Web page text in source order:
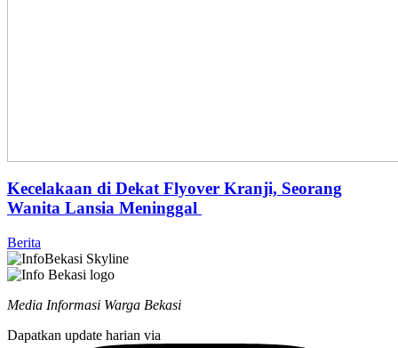
Kecelakaan di Dekat Flyover Kranji, Seorang
Wanita Lansia Meninggal
Berita
Media Informasi Warga Bekasi
Dapatkan update harian via